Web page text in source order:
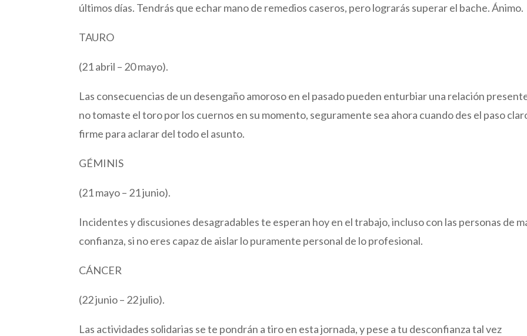
últimos días. Tendrás que echar mano de remedios caseros, pero lograrás superar el bache. Ánimo.
TAURO
(21 abril – 20 mayo).
Las consecuencias de un desengaño amoroso en el pasado pueden enturbiar una relación
no tomaste el toro por los cuernos en su momento, seguramente sea ahora cuando des el paso
firme para aclarar del todo el asunto.
GÉMINIS
(21 mayo – 21 junio).
Incidentes y discusiones desagradables te esperan hoy en el trabajo, incluso con las personas de
confianza, si no eres capaz de aislar lo puramente personal de lo profesional.
CÁNCER
(22 junio – 22 julio).
Las actividades solidarias se te pondrán a tiro en esta jornada, y pese a tu desconfianza tal vez